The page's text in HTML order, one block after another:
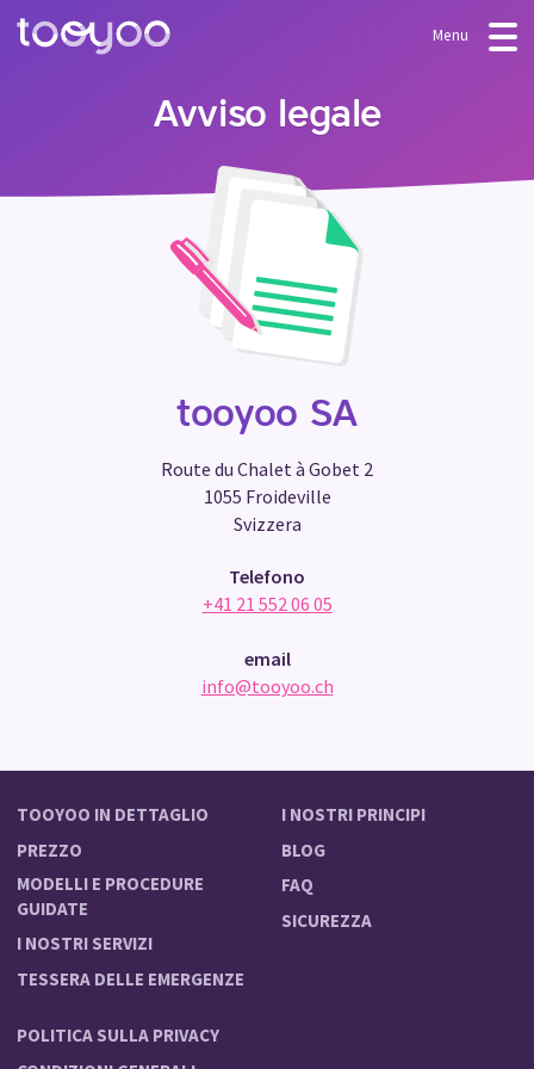
Menu
Servizi
Modelli e procedure guidate
FAQ
CREARE IL MIO ACCOUNT
Avviso legale
tooyoo SA
Route du Chalet à Gobet 2
1055 Froideville
Svizzera
Telefono
+41 21 552 06 05
email
info@tooyoo.ch
TOOYOO IN DETTAGLIO
PREZZO
MODELLI E PROCEDURE
GUIDATE
I NOSTRI SERVIZI
TESSERA DELLE EMERGENZE
I NOSTRI PRINCIPI
BLOG
FAQ
SICUREZZA
POLITICA SULLA PRIVACY